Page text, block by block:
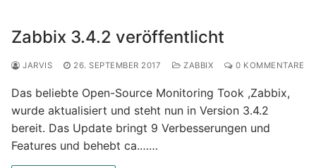
Zabbix 3.4.2 veröffentlicht
JARVIS 26. SEPTEMBER 2017 ZABBIX 0 KOMMENTARE
Das beliebte Open-Source Monitoring Took ,Zabbix,
wurde aktualisiert und steht nun in Version 3.4.2
bereit. Das Update bringt 9 Verbesserungen und
Features und behebt ca.……